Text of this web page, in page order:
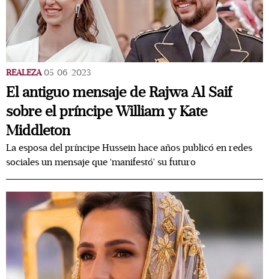
REALEZA 05/06/2023
El antiguo mensaje de Rajwa Al Saif
sobre el príncipe William y Kate
Middleton
La esposa del príncipe Hussein hace años publicó en redes
sociales un mensaje que 'manifestó' su futuro